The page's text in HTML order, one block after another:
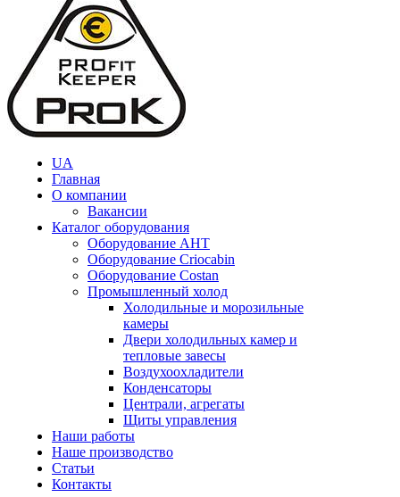
UA
Главная
О компании
Вакансии
Каталог оборудования
Оборудование AHT
Оборудование Criocabin
Оборудование Costan
Промышленный холод
Холодильные и морозильные
камеры
Двери холодильных камер и
тепловые завесы
Воздухоохладители
Конденсаторы
Централи, агрегаты
Щиты управления
Наши работы
Наше производство
Статьи
Контакты